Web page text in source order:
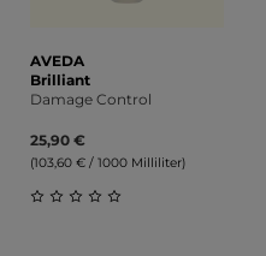
AVEDA
Brilliant
Damage Control
25,90 €
(103,60 € / 1000 Milliliter)